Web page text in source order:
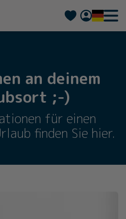
Français
an deinem
;-)
für einen
finden Sie hier.